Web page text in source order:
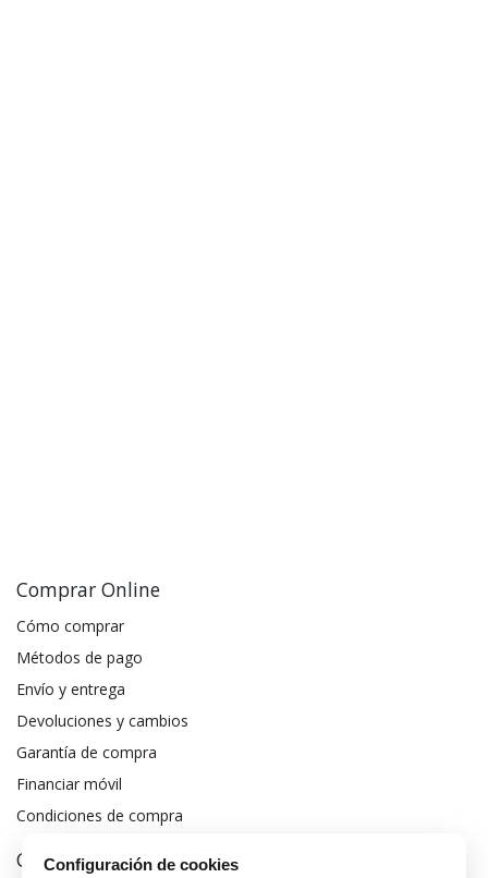
Comprar Online
Cómo comprar
Métodos de pago
Envío y entrega
Devoluciones y cambios
Garantía de compra
Financiar móvil
Condiciones de compra
Compra Segura
Configuración de cookies